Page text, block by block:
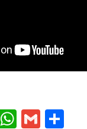
Gmail